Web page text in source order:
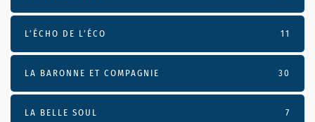
L’ÉCHO DE L’ÉCO 11
LA BARONNE ET COMPAGNIE 30
LA BELLE SOUL 7